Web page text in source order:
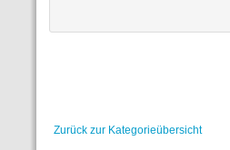
Zurück zur Kategorieübersicht